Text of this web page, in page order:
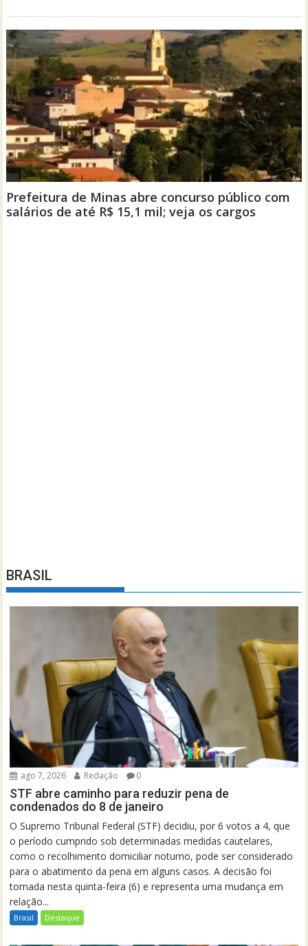
BRASIL
ago 7, 2026 Redação 0
STF abre caminho para reduzir pena de
condenados do 8 de janeiro
O Supremo Tribunal Federal (STF) decidiu, por 6 votos a 4, que
o período cumprido sob determinadas medidas cautelares,
como o recolhimento domiciliar noturno, pode ser considerado
para o abatimento da pena em alguns casos. A decisão foi
tomada nesta quinta-feira (6) e representa uma mudança em
relação...
Brasil Destaque